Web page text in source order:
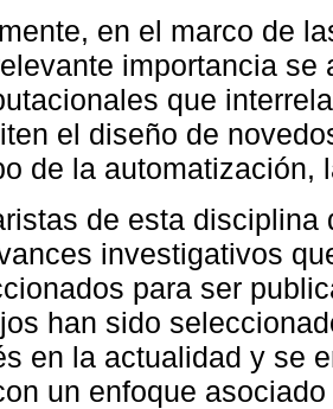
en el marco de
importancia
que
el diseño de
de la automatización,
de esta
investigativos
para ser
han sido
en la actualidad y se
un enfoque